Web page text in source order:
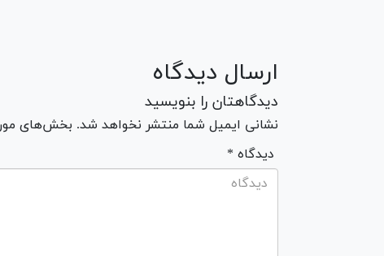
ارسال دیدگاه
دیدگاهتان را بنویسید
نشانی ایمیل شما منتشر نخواهد شد. بخش‌های
* دیدگاه